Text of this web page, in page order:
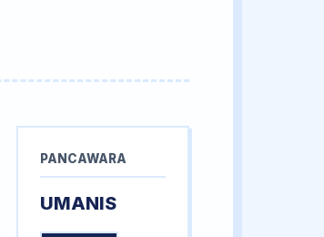
PANCAWARA
UMANIS